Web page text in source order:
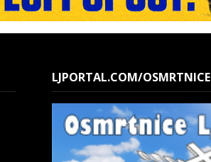
LJPORTAL.COM/OSMRTNICE